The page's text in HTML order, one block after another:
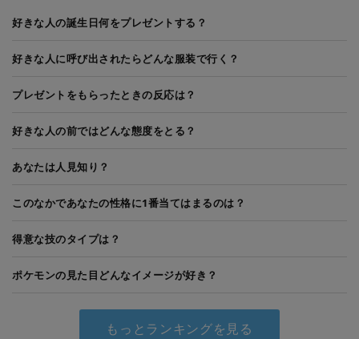
好きな人の誕生日何をプレゼントする？
好きな人に呼び出されたらどんな服装で行く？
プレゼントをもらったときの反応は？
好きな人の前ではどんな態度をとる？
あなたは人見知り？
このなかであなたの性格に1番当てはまるのは？
得意な技のタイプは？
ポケモンの見た目どんなイメージが好き？
もっとランキングを見る